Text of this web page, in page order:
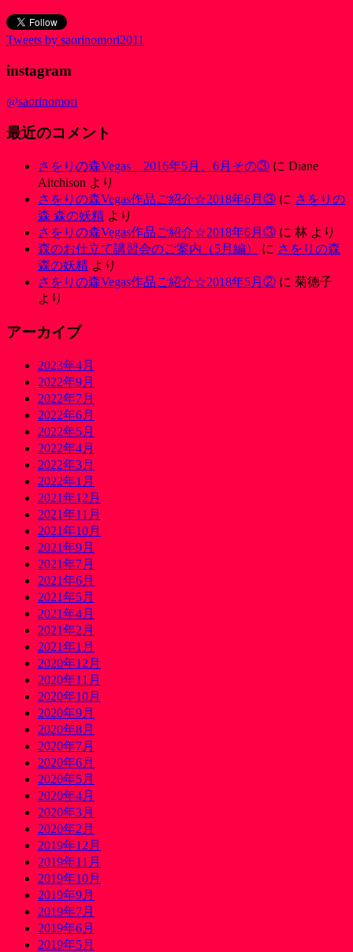
Tweets by saorinomori2011
instagram
@saorinomori
最近のコメント
さをりの森Vegas 2016年5月、6月その③ に Diane
Aitchison より
さをりの森Vegas作品ご紹介☆2018年6月③ に さをりの
森 森の妖精 より
さをりの森Vegas作品ご紹介☆2018年6月③ に 林 より
森のお仕立て講習会のご案内（5月編）
に さをりの森
森の妖精 より
さをりの森Vegas作品ご紹介☆2018年5月② に 菊徳子
より
アーカイブ
2023年4月
2022年9月
2022年7月
2022年6月
2022年5月
2022年4月
2022年3月
2022年1月
2021年12月
2021年11月
2021年10月
2021年9月
2021年7月
2021年6月
2021年5月
2021年4月
2021年2月
2021年1月
2020年12月
2020年11月
2020年10月
2020年9月
2020年8月
2020年7月
2020年6月
2020年5月
2020年4月
2020年3月
2020年2月
2019年12月
2019年11月
2019年10月
2019年9月
2019年7月
2019年6月
2019年5月